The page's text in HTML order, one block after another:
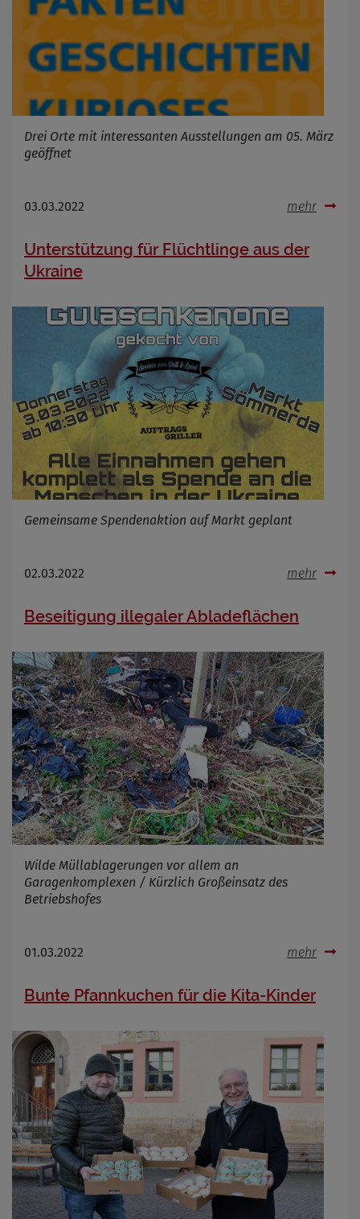
Drei Orte mit interessanten Ausstellungen am 05. März
geöffnet
03.03.2022 mehr
Unterstützung für Flüchtlinge aus der
Ukraine
Gemeinsame Spendenaktion auf Markt geplant
02.03.2022 mehr
Beseitigung illegaler Abladeflächen
Wilde Müllablagerungen vor allem an
Garagenkomplexen / Kürzlich Großeinsatz des
Betriebshofes
01.03.2022 mehr
Bunte Pfannkuchen für die Kita-Kinder